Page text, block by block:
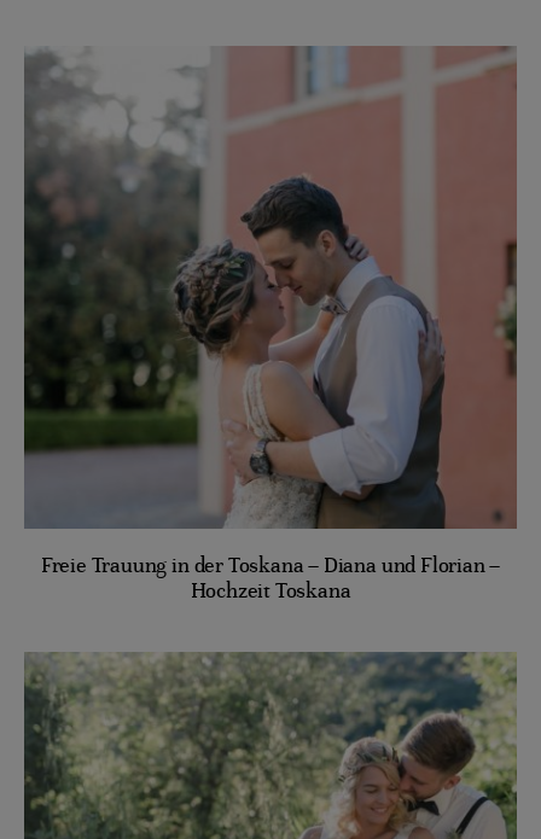
Freie Trauung in der Toskana – Diana und Florian –
Hochzeit Toskana